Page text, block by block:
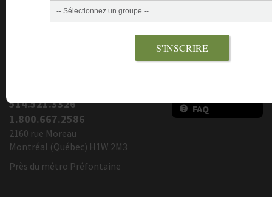
Cyberimpact
FAQ
514.521.3326
1.800.667.2586
2160 rue Moreau
Montréal (Québec) H1W 2M3
Près du métro Préfontaine
S'INSCRIRE